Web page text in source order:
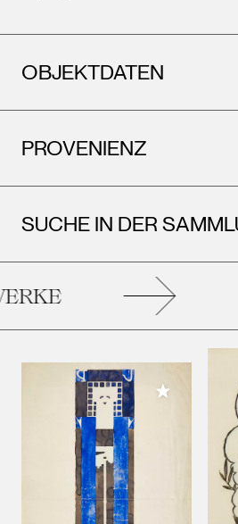
OBJEKTDATEN
PROVENIENZ
SUCHE IN DER
Meiner